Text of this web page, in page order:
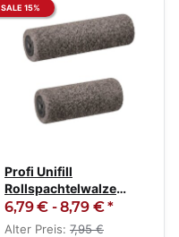
SALE 15%
Profi Unifill
Rollspachtelwalze
Rollputzwalze
Putzwalze
6,79 € -8,79 €*
Alter Preis: 7,95 €